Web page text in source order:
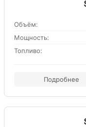
Объём:
Мощность:
Топливо:
Подробнее